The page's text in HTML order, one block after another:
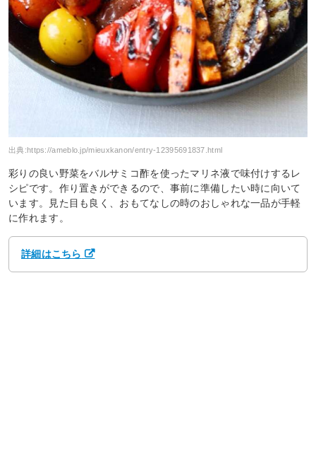
出典:https://ameblo.jp/mieuxkanon/entry-12395691837.html
彩りの良い野菜をバルサミコ酢を使ったマリネ液で味付けするレ
シピです。作り置きができるので、事前に準備したい時に向いて
います。見た目も良く、おもてなしの時のおしゃれな一品が手軽
に作れます。
詳細はこちら